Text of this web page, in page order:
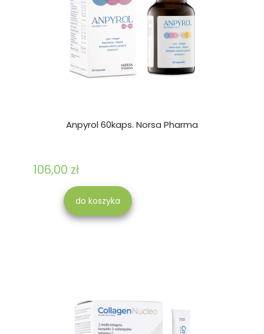
Anpyrol 60kaps. Norsa Pharma
106,00 zł
do koszyka